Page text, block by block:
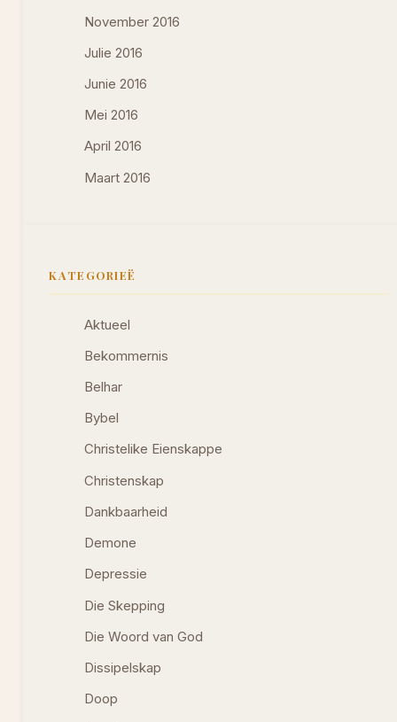
November 2016
Julie 2016
Junie 2016
Mei 2016
April 2016
Maart 2016
KATEGORIEË
Aktueel
Bekommernis
Belhar
Bybel
Christelike Eienskappe
Christenskap
Dankbaarheid
Demone
Depressie
Die Skepping
Die Woord van God
Dissipelskap
Doop